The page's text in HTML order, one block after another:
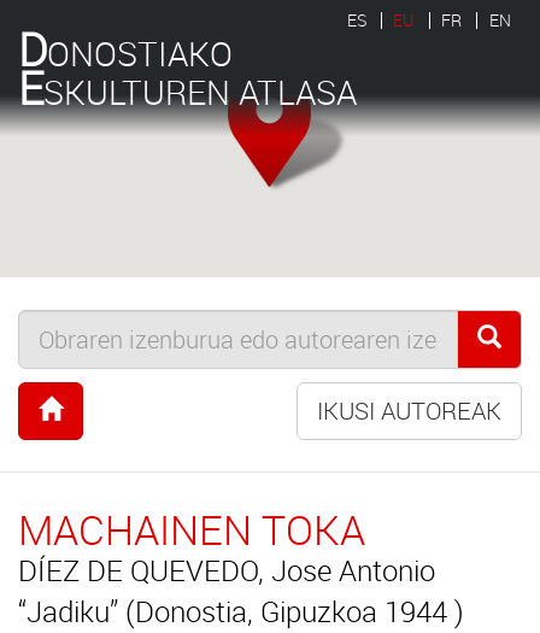
DONOSTIAKO
ESKULTUREN ATLASA
ES EU FR EN
IKUSI AUTOREAK
MACHAINEN TOKA
DÍEZ DE QUEVEDO, Jose Antonio
“Jadiku” (Donostia, Gipuzkoa 1944 )